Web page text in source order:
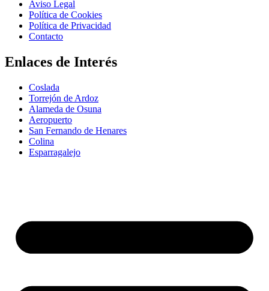
Aviso Legal
Política de Cookies
Política de Privacidad
Contacto
Enlaces de Interés
Coslada
Torrejón de Ardoz
Alameda de Osuna
Aeropuerto
San Fernando de Henares
Colina
Esparragalejo